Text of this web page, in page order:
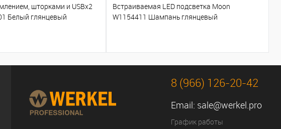
шторками и USBх2
Белый глянцевый
Встраиваемая LED подсветка Moon
W1154411 Шампань глянцевый
8 (966) 126-20-42
Email: sale@werkel.pro
График работы